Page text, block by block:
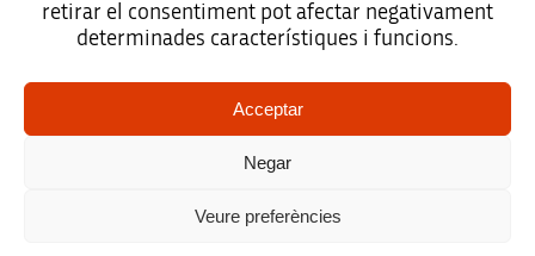
retirar el consentiment pot afectar negativament
determinades característiques i funcions.
Acceptar
Negar
Veure preferències
Política de protección de datos